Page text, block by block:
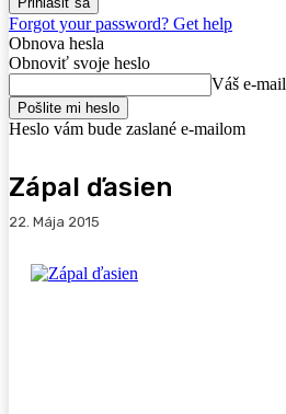
Forgot your password? Get help
Obnova hesla
Obnoviť svoje heslo
Váš e-mail
Heslo vám bude zaslané e-mailom
Zápal ďasien
22. Mája 2015